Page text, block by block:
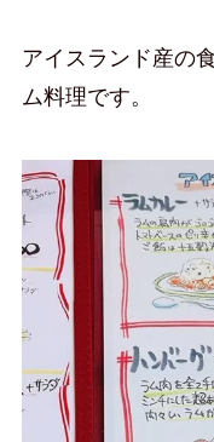
アイスランド産の
ム料理です。